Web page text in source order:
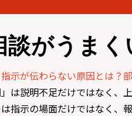
談がうま
指示が伝わらない原因とは？
は説明不足だけではなく、
指示の場面だけではなく、